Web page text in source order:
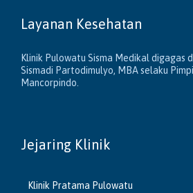
Layanan Kesehatan
Klinik Pulowatu Sisma Medikal digagas
Sismadi Partodimulyo, MBA selaku
Mancorpindo.
Jejaring Klinik
Klinik Pratama Pulowatu